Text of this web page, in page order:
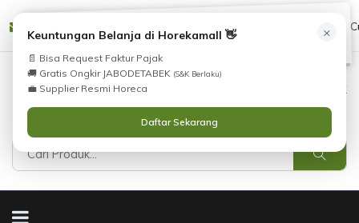
(021) 38783380 08551688000
Masuk
×
Keuntungan Belanja di Horekamall 👋
📄 Bisa Request Faktur Pajak
🚚 Gratis Ongkir JABODETABEK (S&K Berlaku)
💼 Supplier Resmi Horeca
Daftar Sekarang
i
Silahkan lihatKatalog
Hubungi Kami